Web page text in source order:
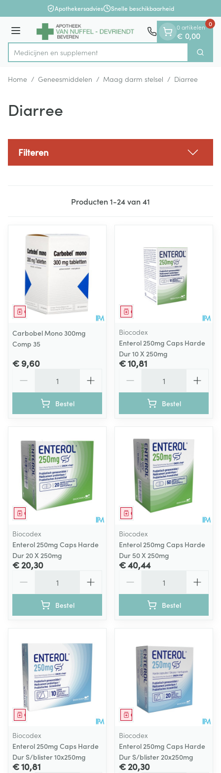
Ga naar de inhoudApothekersadvies Snelle beschikbaarheid
Menu
Product, merk, categorie...
Med Zoek
0 artikelen
€ 0,00
0
Home / Geneesmiddelen / Maag darm stelsel / Diarree
Diarree
Filteren
Producten1-24van41
Geneesmiddel
Carbobel Mono 300mg
Comp 35
€ 9,60
Bestel
Geneesmiddel
Biocodex
Enterol 250mg Caps Harde
Dur 10 X 250mg
€ 10,81
Bestel
Geneesmiddel
Biocodex
Enterol 250mg Caps Harde
Dur 20 X 250mg
€ 20,30
Bestel
Geneesmiddel
Biocodex
Enterol 250mg Caps Harde
Dur 50 X 250mg
€ 40,44
Bestel
Geneesmiddel
Biocodex
Enterol 250mg Caps Harde
Dur S/blister 10x250mg
€ 10,81
Geneesmiddel
Biocodex
Enterol 250mg Caps Harde
Dur S/blister 20x250mg
€ 20,30